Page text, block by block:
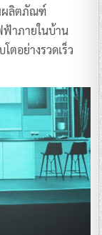
ผลิตภัณฑ์
ฟ้าภายในบ้าน
ตอย่างรวดเร็ว